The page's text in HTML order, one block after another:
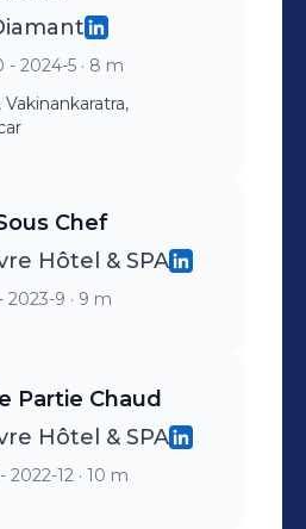
- 2024-5 · 8 m
Chef
Hôtel & SPA
2023-9 · 9 m
Partie Chaud
Hôtel & SPA
2022-12 · 10 m